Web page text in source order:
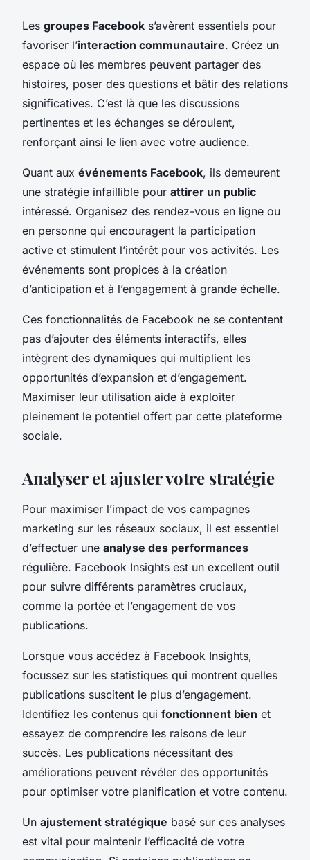
Les groupes Facebook s’avèrent essentiels pour
favoriser l’interaction communautaire. Créez un
espace où les membres peuvent partager des
histoires, poser des questions et bâtir des relations
significatives. C’est là que les discussions
pertinentes et les échanges se déroulent,
renforçant ainsi le lien avec votre audience.
Quant aux événements Facebook, ils demeurent
une stratégie infaillible pour attirer un public
intéressé. Organisez des rendez-vous en ligne ou
en personne qui encouragent la participation
active et stimulent l’intérêt pour vos activités. Les
événements sont propices à la création
d’anticipation et à l’engagement à grande échelle.
Ces fonctionnalités de Facebook ne se contentent
pas d’ajouter des éléments interactifs, elles
intègrent des dynamiques qui multiplient les
opportunités d’expansion et d’engagement.
Maximiser leur utilisation aide à exploiter
pleinement le potentiel offert par cette plateforme
sociale.
Analyser et ajuster votre stratégie
Pour maximiser l’impact de vos campagnes
marketing sur les réseaux sociaux, il est essentiel
d’effectuer une analyse des performances
régulière. Facebook Insights est un excellent outil
pour suivre différents paramètres cruciaux,
comme la portée et l’engagement de vos
publications.
Lorsque vous accédez à Facebook Insights,
focussez sur les statistiques qui montrent quelles
publications suscitent le plus d’engagement.
Identifiez les contenus qui fonctionnent bien et
essayez de comprendre les raisons de leur
succès. Les publications nécessitant des
améliorations peuvent révéler des opportunités
pour optimiser votre planification et votre contenu.
Un ajustement stratégique basé sur ces analyses
est vital pour maintenir l’efficacité de votre